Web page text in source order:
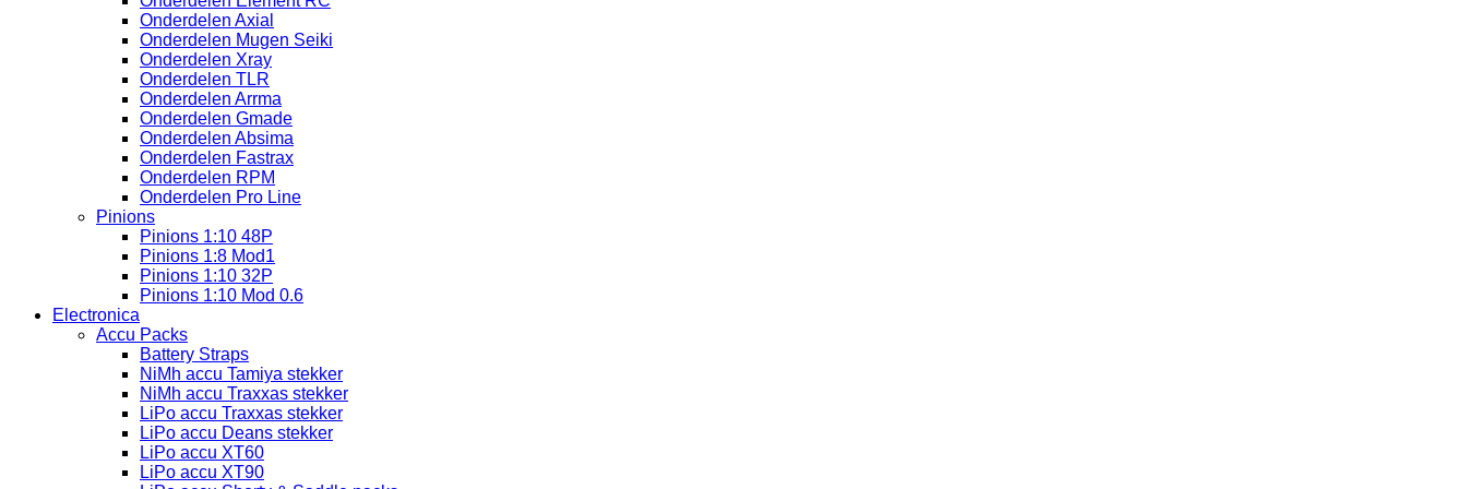
Onderdelen Axial
Onderdelen Mugen Seiki
Onderdelen Xray
Onderdelen TLR
Onderdelen Arrma
Onderdelen Gmade
Onderdelen Absima
Onderdelen Fastrax
Onderdelen RPM
Onderdelen Pro Line
Pinions
Pinions 1:10 48P
Pinions 1:8 Mod1
Pinions 1:10 32P
Pinions 1:10 Mod 0.6
Electronica
Accu Packs
Battery Straps
NiMh accu Tamiya stekker
NiMh accu Traxxas stekker
LiPo accu Traxxas stekker
LiPo accu Deans stekker
LiPo accu XT60
LiPo accu XT90